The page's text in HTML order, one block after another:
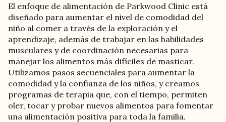
El enfoque de alimentación de Parkwood Clinic está
diseñado para aumentar el nivel de comodidad del
niño al comer a través de la exploración y el
aprendizaje, además de trabajar en las habilidades
musculares y de coordinación necesarias para
manejar los alimentos más difíciles de masticar.
Utilizamos pasos secuenciales para aumentar la
comodidad y la confianza de los niños, y creamos
programas de terapia que, con el tiempo, permiten
oler, tocar y probar nuevos alimentos para fomentar
una alimentación positiva para toda la familia.